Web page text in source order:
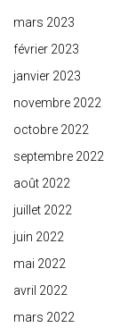
mars 2023
février 2023
janvier 2023
novembre 2022
octobre 2022
septembre 2022
août 2022
juillet 2022
juin 2022
mai 2022
avril 2022
mars 2022